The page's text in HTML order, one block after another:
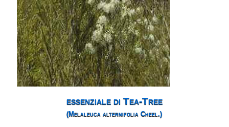
essenziale di Tea-Tree
(Melaleuca alternifolia Cheel.)